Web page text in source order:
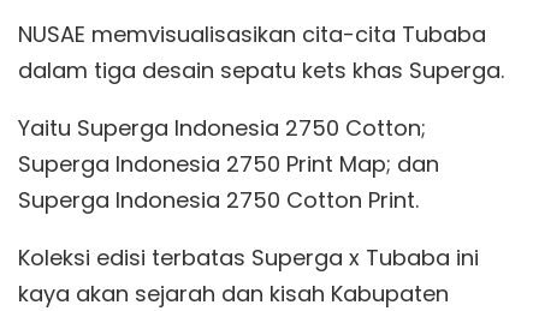
NUSAE memvisualisasikan cita-cita Tubaba
dalam tiga desain sepatu kets khas Superga.
Yaitu Superga Indonesia 2750 Cotton;
Superga Indonesia 2750 Print Map; dan
Superga Indonesia 2750 Cotton Print.
Koleksi edisi terbatas Superga x Tubaba ini
kaya akan sejarah dan kisah Kabupaten